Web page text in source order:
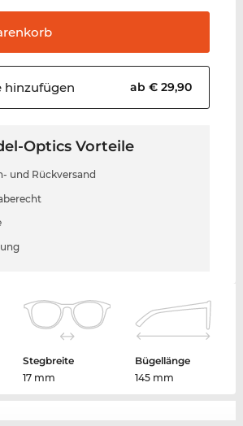
hinzufügen ab € 29,90
Optics Vorteile
und Rückversand
Stegbreite
17 mm
Bügellänge
145 mm